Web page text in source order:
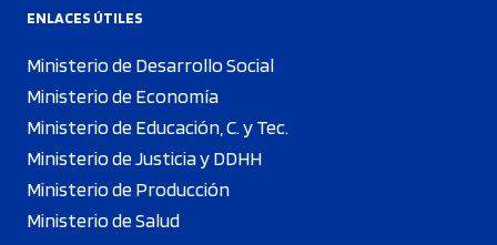
ENLACES ÚTILES
Ministerio de Desarrollo Social
Ministerio de Economía
Ministerio de Educación, C. y Tec.
Ministerio de Justicia y DDHH
Ministerio de Producción
Ministerio de Salud